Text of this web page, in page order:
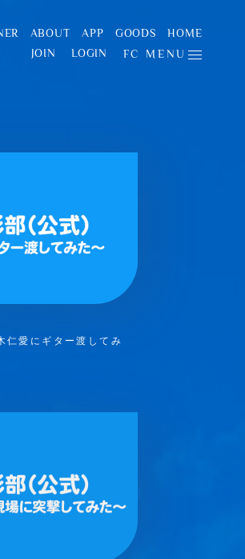
ABOUT APP GOODS
HOME
JOIN
LOGIN FC MENU
仁愛にギター渡してみ